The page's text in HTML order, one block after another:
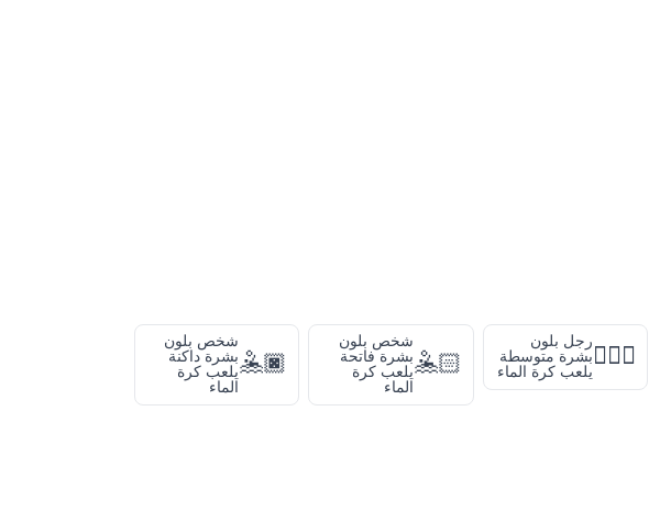
🤽🏽‍♂️
رجل بلون
بشرة متوسطة
يلعب كرة الماء
🤽🏻
شخص بلون
بشرة فاتحة
يلعب كرة
الماء
🤽🏿
شخص بلون
بشرة داكنة
يلعب كرة
الماء